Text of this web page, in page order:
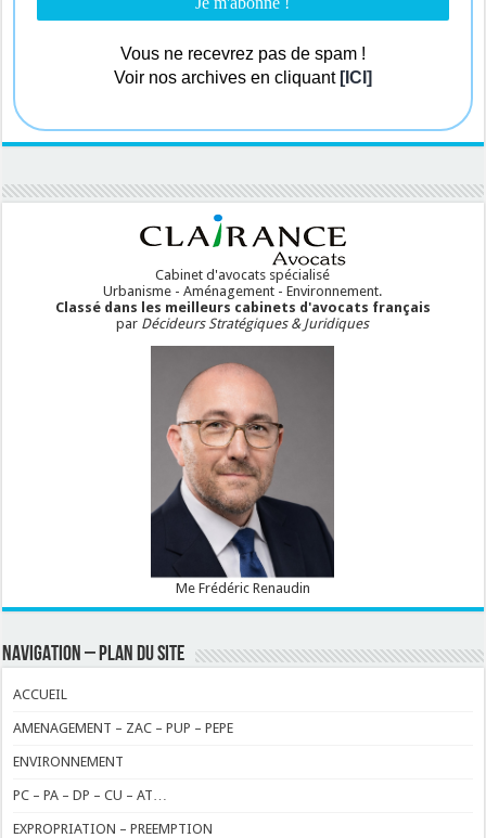
Vous ne recevrez pas de spam !
Voir nos archives en cliquant [ICI]
Cabinet d'avocats spécialisé
Urbanisme - Aménagement - Environnement.
Classé dans les meilleurs cabinets d'avocats français
par Décideurs Stratégiques & Juridiques
Me Frédéric Renaudin
NAVIGATION – PLAN DU SITE
ACCUEIL
AMENAGEMENT – ZAC – PUP – PEPE
ENVIRONNEMENT
PC – PA – DP – CU – AT…
EXPROPRIATION – PREEMPTION